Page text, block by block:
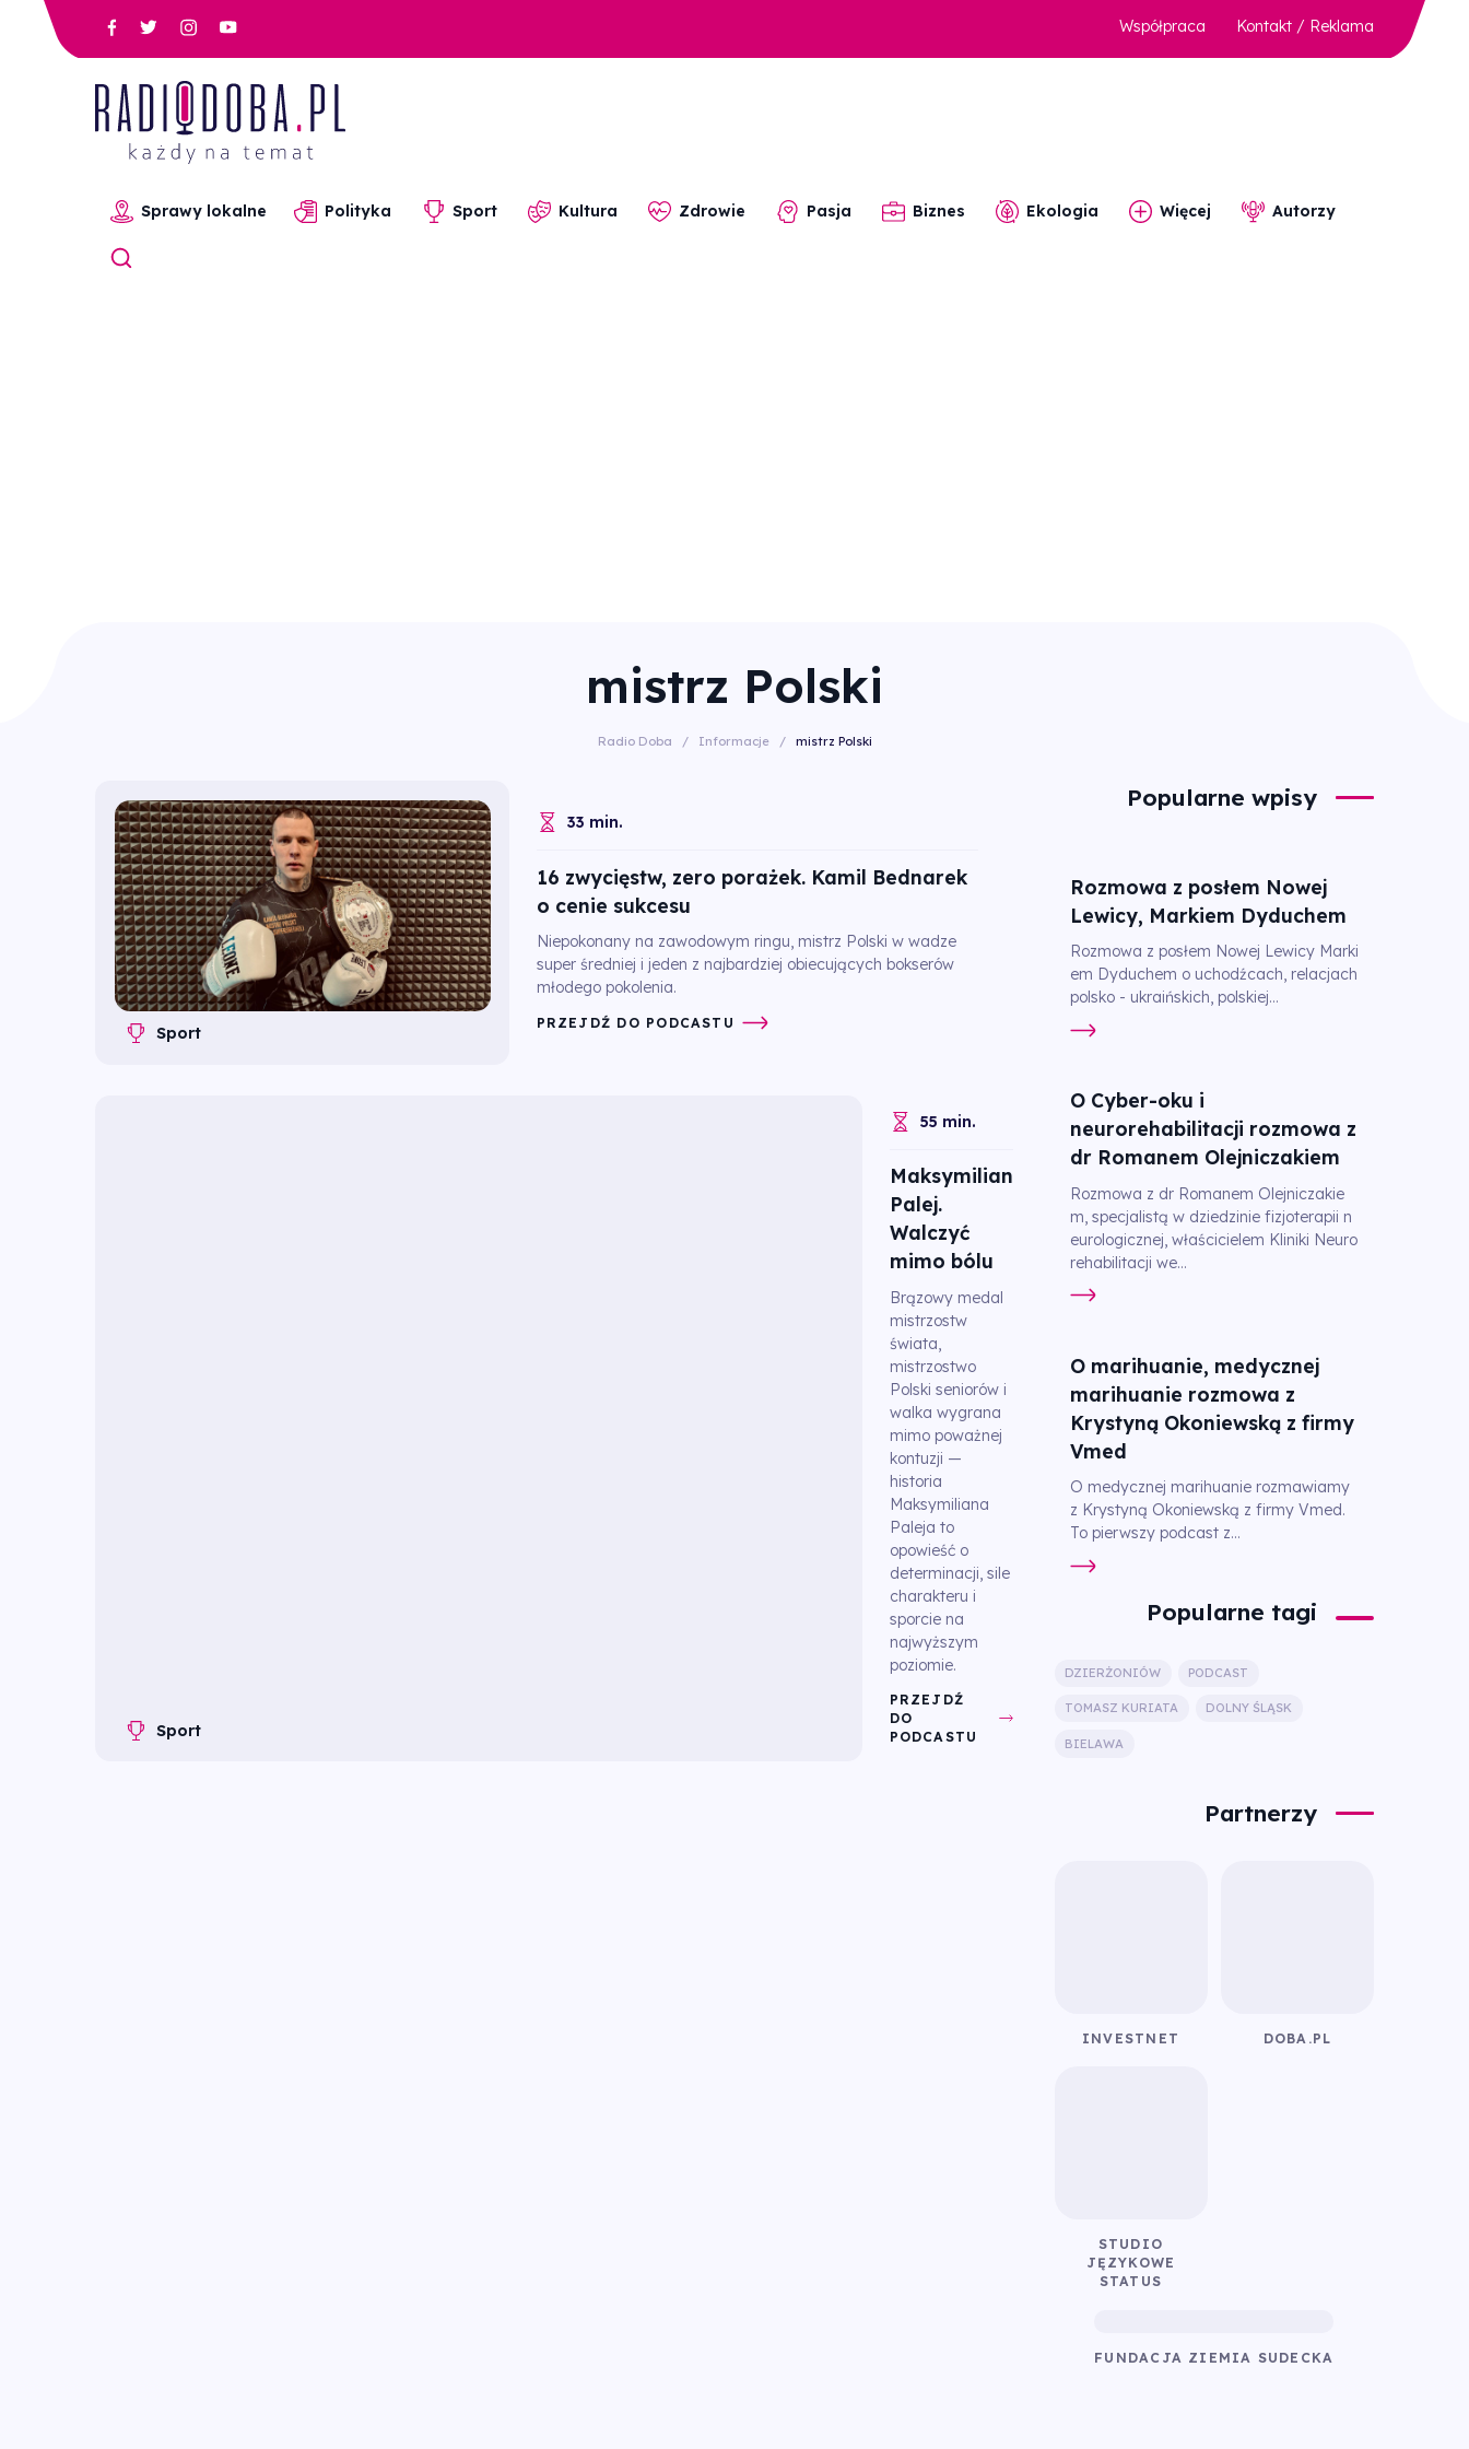
Współpraca Kontakt / Reklama
Sprawy lokalne Polityka Sport Kultura Zdrowie Pasja Biznes Ekologia Więcej Autorzy
mistrz Polski
Radio Doba / Informacje / mistrz Polski
Sport
33 min.
16 zwycięstw, zero porażek. Kamil Bednarek
o cenie sukcesu
Niepokonany na zawodowym ringu, mistrz Polski w wadze
super średniej i jeden z najbardziej obiecujących bokserów
młodego pokolenia.
PRZEJDŹ DO PODCASTU
Sport
55 min.
Maksymilian
Palej.
Walczyć
mimo bólu
Brązowy medal
mistrzostw
świata,
mistrzostwo
Polski seniorów i
walka wygrana
mimo poważnej
kontuzji —
historia
Maksymiliana
Paleja to
opowieść o
determinacji, sile
charakteru i
sporcie na
najwyższym
poziomie.
PRZEJDŹ
DO
PODCASTU
Popularne wpisy
Rozmowa z posłem Nowej
Lewicy, Markiem Dyduchem
Rozmowa z posłem Nowej Lewicy Marki
em Dyduchem o uchodźcach, relacjach
polsko - ukraińskich, polskiej...
O Cyber-oku i
neurorehabilitacji rozmowa z
dr Romanem Olejniczakiem
Rozmowa z dr Romanem Olejniczakie
m, specjalistą w dziedzinie fizjoterapii n
eurologicznej, właścicielem Kliniki Neuro
rehabilitacji we...
O marihuanie, medycznej
marihuanie rozmowa z
Krystyną Okoniewską z firmy
Vmed
O medycznej marihuanie rozmawiamy
z Krystyną Okoniewską z firmy Vmed.
To pierwszy podcast z...
Popularne tagi
DZIERŻONIÓW PODCAST
TOMASZ KURIATA DOLNY ŚLĄSK
BIELAWA
Partnerzy
INVESTNET DOBA.PL
STUDIO
JĘZYKOWE
STATUS
FUNDACJA ZIEMIA SUDECKA